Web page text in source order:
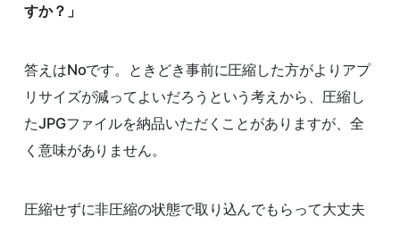
すか？」
答えはNoです。ときどき事前に圧縮した方がよりアプ
リサイズが減ってよいだろうという考えから、圧縮し
たJPGファイルを納品いただくことがありますが、全
く意味がありません。
圧縮せずに非圧縮の状態で取り込んでもらって大丈夫